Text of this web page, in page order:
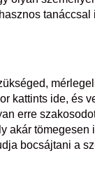
tanáccsal
kattints ide, és
erre
akár tömegesen
bocsájtani a